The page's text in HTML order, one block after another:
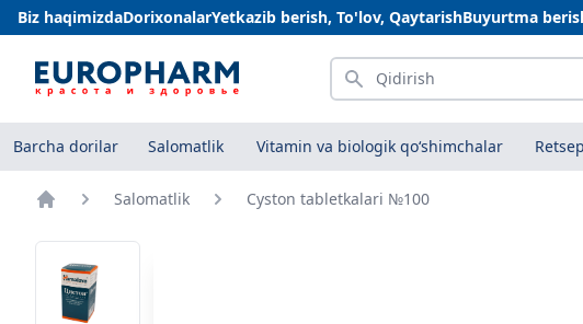
Biz haqimizdaDorixonalarYetkazib berish, To'lov, QaytarishBuyurtma
Qidirish
Barcha dorilar Salomatlik Vitamin va biologik qo‘shimchalar
Salomatlik Cyston tabletkalari №100